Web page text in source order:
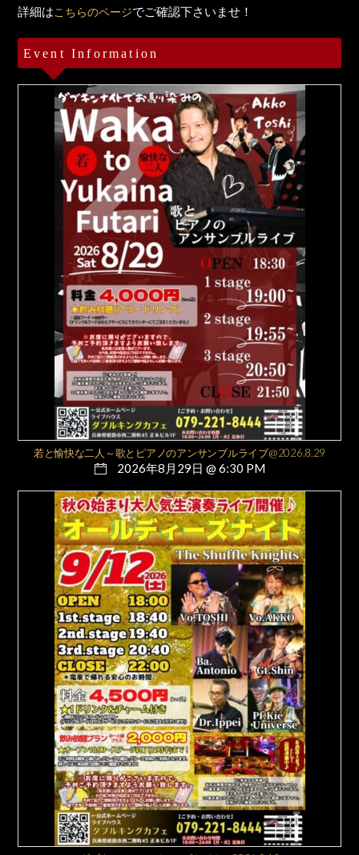
詳細はこちらのページでご確認下さいませ！
Event Information
若と愉快な二人～歌とピアノのアンサンブルライブ@2026.8.29
2026年8月29日 @ 6:30 PM